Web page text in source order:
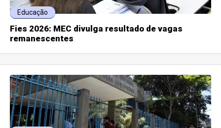
Educação
Fies 2026: MEC divulga resultado de vagas
remanescentes